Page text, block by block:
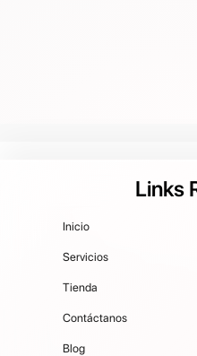
Links
Inicio
Servicios
Tienda
Contáctanos
Blog